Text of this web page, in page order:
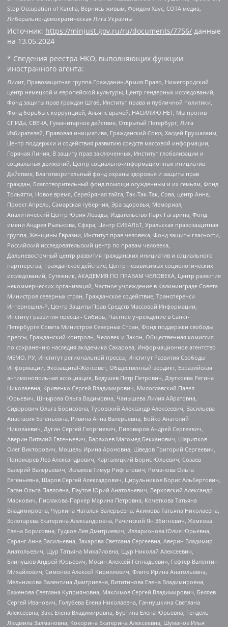
Stop Occupation of Karelia, Вернись живым, Фридом Хаус, СОТА медиа,
Либерально-демократическая Лига Украины
Источник: https://minjust.gov.ru/ru/documents/7756/ данные
на 13.05.2024
* Сведения реестра НКО, выполняющих функции
иностранного агента:
Лилит, Правозащитная группа Гражданин.Армия.Право, Нижегородский
центр немецкой и европейской культуры, Центр гендерных исследований,
Фонд защиты прав граждан Штаб, Институт права и публичной политики,
Фонд борьбы с коррупцией, Альянс врачей, НАСИЛИЮ.НЕТ, Мы против
СПИДа, СВЕЧА, Гуманитарное действие, Открытый Петербург, Лига
Избирателей, Правовая инициатива, Гражданский Союз, Хасдей Ерушалаим,
Центр поддержки и содействия развитию средств массовой информации,
Горячая Линия, В защиту прав заключенных, Институт глобализации и
социальных движений, Центр социально-информационных инициатив
Действие, Благотворительный фонд охраны здоровья и защиты прав
граждан, Благотворительный фонд помощи осужденным и их семьям, Фонд
Тольятти, Новое время, Серебряная тайга, Так-Так-Так, Сова, центр Анна,
Проект Апрель, Самарская губерния, Эра здоровья, Мемориал,
Аналитический Центр Юрия Левады, Издательство Парк Гагарина, Фонд
имени Андрея Рылькова, Сфера, Центр СИБАЛЬТ, Уральская правозащитная
группа, Женщины Евразии, Институт прав человека, Фонд защиты гласности,
Российский исследовательский центр по правам человека,
Дальневосточный центр развития гражданских инициатив и социального
партнерства, Гражданское действие, Центр независимых социологических
исследований, Сутяжник, АКАДЕМИЯ ПО ПРАВАМ ЧЕЛОВЕКА, Центр развития
некоммерческих организаций, Частное учреждение в Калининграде Совета
Министров северных стран, Гражданское содействие, Трансперенси
Интернешнл-Р, Центр Защиты Прав Средств Массовой Информации,
Институт развития прессы - Сибирь, Частное учреждение в Санкт-
Петербурге Совета Министров Северных Стран, Фонд поддержки свободы
прессы, Гражданский контроль, Человек и Закон, Общественная комиссия
по сохранению наследия академика Сахарова, Информационное агентство
МЕМО. РУ, Институт региональной прессы, Институт Развития Свободы
Информации, Экозащита!-Женсовет, Общественный вердикт, Евразийская
антимонопольная ассоциация, Бедушев Петр Петрович, Дзугкоева Регина
Николаевна, Кривенко Сергей Владимирович, Милославский Павел
Юрьевич, Шнырова Ольга Вадимовна, Чанышева Лилия Айратовна,
Сидорович Ольга Борисовна, Туровский Александр Алексеевич, Васильева
Анастасия Евгеньевна, Ривина Анна Валерьевна, Бойко Анатолий
Николаевич, Дугин Сергей Георгиевич, Пивоваров Андрей Сергеевич,
Аверин Виталий Евгеньевич, Барахоев Магомед Бекханович, Шарипков
Олег Викторович, Мошель Ирина Ароновна, Шведов Григорий Сергеевич,
Пономарев Лев Александрович, Каргалицкий Борис Юльевич, Созаев
Валерий Валерьевич, Исламов Тимур Рифгатович, Романова Ольга
Евгеньевна, Щаров Сергей Алексадрович, Цирульников Борис Альбертович,
Гасан Ольга Павловна, Паутов Юрий Анатольевич, Верховский Александр
Маркович, Пислакова-Паркер Марина Петровна, Кочеткова Татьяна
Владимировна, Чуркина Наталья Валерьевна, Акимова Татьяна Николаевна,
Золотарева Екатерина Александровна, Рачинский Ян Збигневич, Жемкова
Елена Борисовна, Гудков Лев Дмитриевич, Илларионова Юлия Юрьевна,
Саранг Анна Васильевна, Захарова Светлана Сергеевна, Аверин Владимир
Анатольевич, Щур Татьяна Михайловна, Щур Николай Алексеевич,
Блинушов Андрей Юрьевич, Мосин Алексей Геннадьевич, Гефтер Валентин
Михайлович, Симонов Алексей Кириллович, Флиге Ирина Анатольевна,
Мельникова Валентина Дмитриевна, Вититинова Елена Владимировна,
Баженова Светлана Куприяновна, Максимов Сергей Владимирович, Беляев
Сергей Иванович, Голубева Елена Николаевна, Ганнушкина Светлана
Алексеевна, Закс Елена Владимировна, Буртина Елена Юрьевна, Гендель
Людмила Залмановна, Кокорина Екатерина Алексеевна, Шуманов Илья